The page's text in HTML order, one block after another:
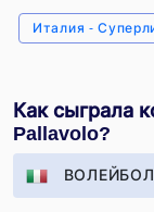
Италия -
Как сыграла
Pallavolo?